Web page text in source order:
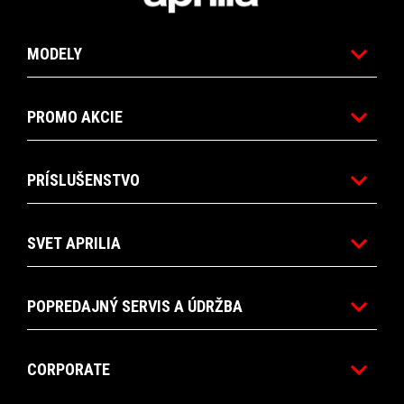
MODELY
PROMO AKCIE
PRÍSLUŠENSTVO
SVET APRILIA
POPREDAJNÝ SERVIS A ÚDRŽBA
CORPORATE